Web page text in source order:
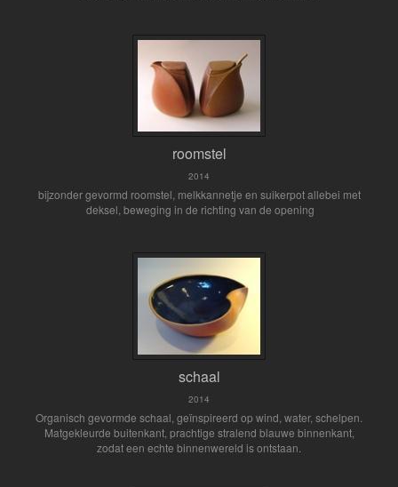
roomstel
2014
bijzonder gevormd roomstel, melkkannetje en suikerpot allebei met
deksel, beweging in de richting van de opening
schaal
2014
Organisch gevormde schaal, geïnspireerd op wind, water, schelpen.
Matgekleurde buitenkant, prachtige stralend blauwe binnenkant,
zodat een echte binnenwereld is ontstaan.